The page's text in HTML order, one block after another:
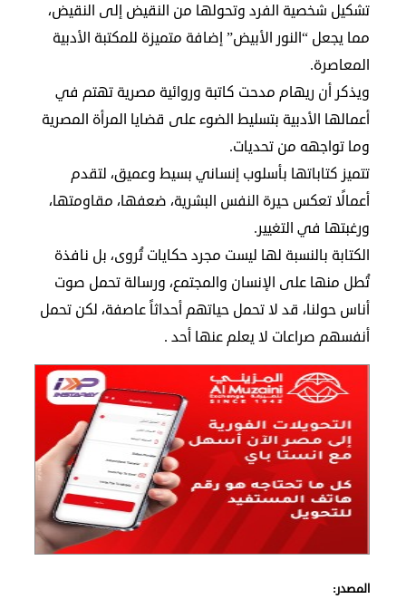
تشكيل شخصية الفرد وتحولها من النقيض إلى النقيض،
مما يجعل “النور الأبيض” إضافة متميزة للمكتبة الأدبية
المعاصرة.
ويذكر أن ريهام مدحت كاتبة وروائية مصرية تهتم في
أعمالها الأدبية بتسليط الضوء على قضايا المرأة المصرية
وما تواجهه من تحديات.
تتميز كتاباتها بأسلوب إنساني بسيط وعميق، لتقدم
أعمالًا تعكس حيرة النفس البشرية، ضعفها، مقاومتها،
ورغبتها في التغيير.
الكتابة بالنسبة لها ليست مجرد حكايات تُروى، بل نافذة
تُطل منها على الإنسان والمجتمع، ورسالة تحمل صوت
أناس حولنا، قد لا تحمل حياتهم أحداثاً عاصفة، لكن تحمل
أنفسهم صراعات لا يعلم عنها أحد .
المصدر: